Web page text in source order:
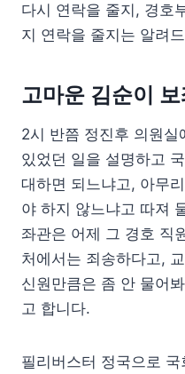
다시 연락을 줄지, 경호
지 연락을 줄지는 알려
고마운 김순이
2시 반쯤 정진후 의원실
있었던 일을 설명하고
대하면 되느냐고, 아무
야 하지 않느냐고 따져
좌관은 어제 그 경호 직
처에서는 죄송하다고,
신원만큼은 좀 안 물어
고 합니다.
필리버스터 정국으로